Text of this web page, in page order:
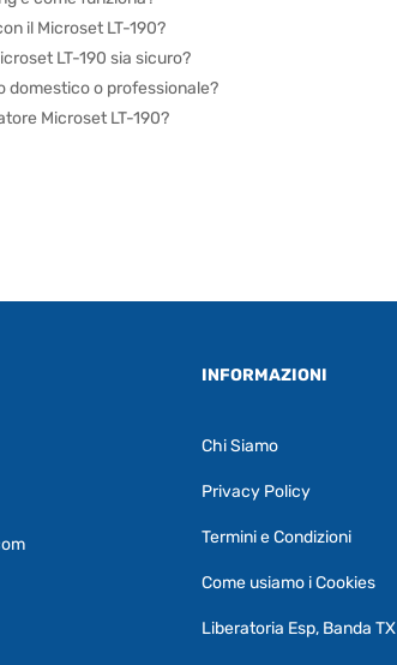
il Microset LT-190?
LT-190 sia sicuro?
domestico o professionale?
Microset LT-190?
INFORMAZIONI
Chi Siamo
Privacy Policy
Termini e Condizioni
Come usiamo i Cookies
Liberatoria Esp, Banda TX